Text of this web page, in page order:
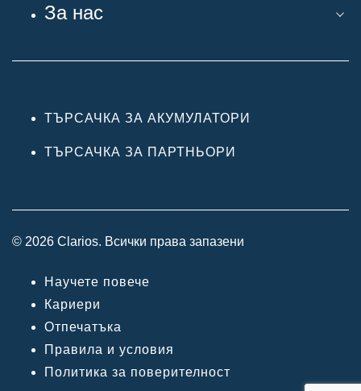
За нас
ТЪРСАЧКА ЗА АКУМУЛАТОРИ
ТЪРСАЧКА ЗА ПАРТНЬОРИ
© 2026 Clarios. Всички права запазени
Научете повече
Кариери
Отпечатъка
Правила и условия
Политика за поверителност